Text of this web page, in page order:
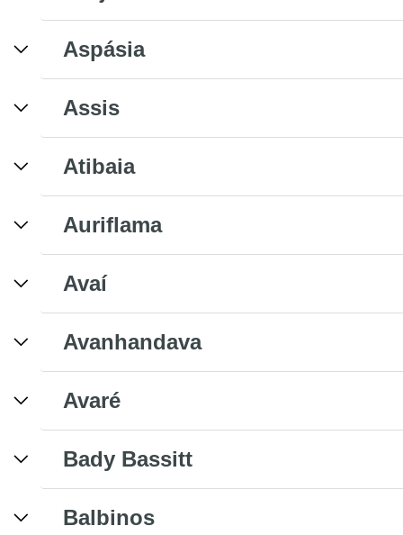
Aspásia
Assis
Atibaia
Auriflama
Avaí
Avanhandava
Avaré
Bady Bassitt
Balbinos